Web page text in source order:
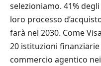
selezioniamo. 41%
loro processo
farà nel 2030. Come
20 istituzioni
commercio agentico